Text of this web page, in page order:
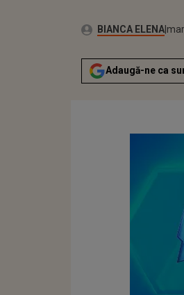
Autor:BIANCA ELENA
Adaugă-ne ca